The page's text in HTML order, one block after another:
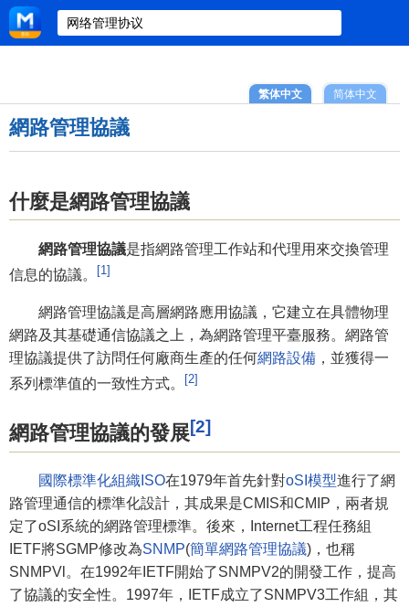
简体中文
繁体中文
網路管理協議
什麼是網路管理協議
網路管理協議是指網路管理工作站和代理用來交換管理
信息的協議。
[1]
網路管理協議是高層網路應用協議，它建立在具體物理
網路及其基礎通信協議之上，為網路管理平臺服務。網路管
理協議提供了訪問任何廠商生產的任何網路設備 ，並獲得一
系列標準值的一致性方式。
[2]
網路管理協議的發展[2]
國際標準化組織 ISO在1979年首先針對oSI模型進行了網
路管理通信的標準化設計，其成果是CMIS和CMIP，兩者規
定了oSI系統的網路管理標準。後來，Internet工程任務組
IETF將SGMP修改為SNMP(簡單網路管理協議)，也稱
SNMPVl。在1992年IETF開始了SNMPV2的開發工作，提高
了協議的安全性。1997年，IETF成立了SNMPV3工作組，其